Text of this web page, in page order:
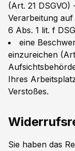
(Art. 21
Verarbeitung
6 Abs. 1 lit. f
eine
einzureichen
Ihres
Verstoßes.
Sie haben das